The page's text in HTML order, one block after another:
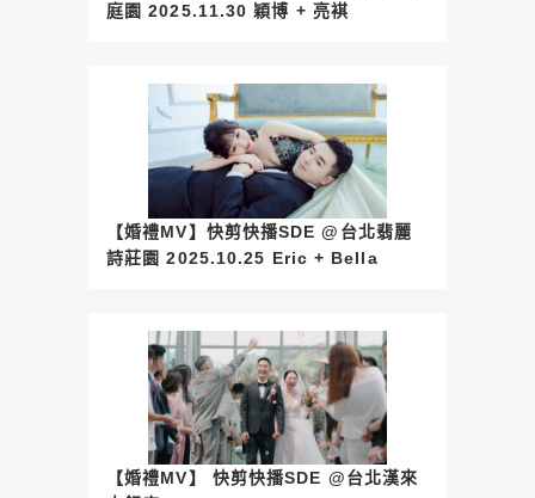
庭園 2025.11.30 穎博 + 亮褀
【婚禮MV】快剪快播SDE @台北翡麗
詩莊園 2025.10.25 Eric + Bella
【婚禮MV】 快剪快播SDE @台北漢來